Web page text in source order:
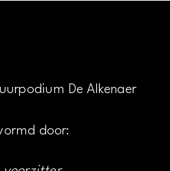
De Alkenaer
door: